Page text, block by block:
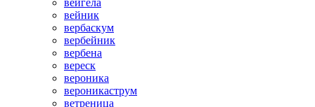
вейгела
вейник
вербаскум
вербейник
вербена
вереск
вероника
вероникаструм
ветреница